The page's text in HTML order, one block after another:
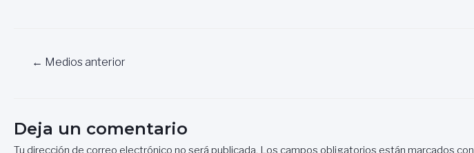
Navegación
entradas
← Medios anterior
Deja un comentario
Tu dirección de correo electrónico no será publicada. Los campos obligatorios están marcados con